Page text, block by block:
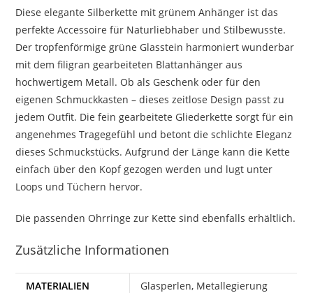
Diese elegante Silberkette mit grünem Anhänger ist das
perfekte Accessoire für Naturliebhaber und Stilbewusste.
Der tropfenförmige grüne Glasstein harmoniert wunderbar
mit dem filigran gearbeiteten Blattanhänger aus
hochwertigem Metall. Ob als Geschenk oder für den
eigenen Schmuckkasten – dieses zeitlose Design passt zu
jedem Outfit. Die fein gearbeitete Gliederkette sorgt für ein
angenehmes Tragegefühl und betont die schlichte Eleganz
dieses Schmuckstücks. Aufgrund der Länge kann die Kette
einfach über den Kopf gezogen werden und lugt unter
Loops und Tüchern hervor.
Die passenden Ohrringe zur Kette sind ebenfalls erhältlich.
Zusätzliche Informationen
MATERIALIEN
Glasperlen, Metallegierung